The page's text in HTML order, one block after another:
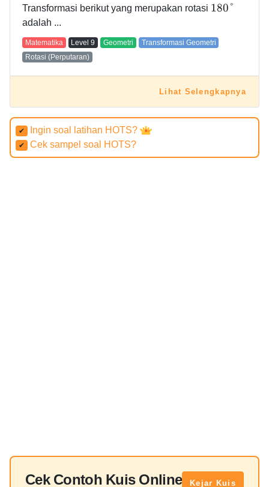
Transformasi berikut yang merupakan rotasi 180°
adalah ...
Matematika Level 9 Geometri
Transformasi Geometri
Rotasi (Perputaran)
Lihat Selengkapnya
✔ Ingin soal latihan HOTS?
✔ Cek sampel soal HOTS?
Cek Contoh Kuis Online Kejar Kuis